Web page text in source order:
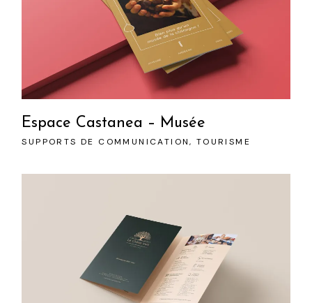
Espace Castanea – Musée
SUPPORTS DE COMMUNICATION TOURISME